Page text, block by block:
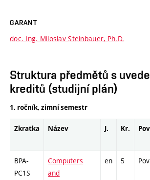
GARANT
doc. Ing. Miloslav Steinbauer, Ph.D.
Struktura předmětů s
kreditů (studijní plán)
1. ročník, zimní semestr
Zkratka Název J. Kr.
BPA-
PC1S
Computers
and
en 5